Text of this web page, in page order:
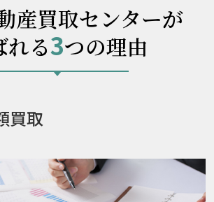
産買取センターが
れる3つの理由
買取